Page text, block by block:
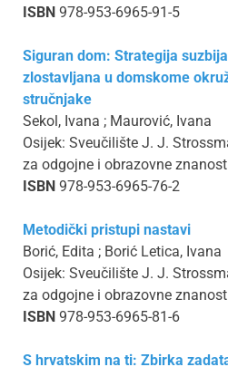
ISBN 978-953-6965-91-5
Siguran dom: Strategija
zlostavljana u domskome
stručnjake
Sekol, Ivana ; Maurović, Ivana
Osijek: Sveučilište J. J.
za odgojne i obrazovne
ISBN 978-953-6965-76-2
Metodički pristupi nastavi
Borić, Edita ; Borić Letica, Ivana
Osijek: Sveučilište J. J.
za odgojne i obrazovne
ISBN 978-953-6965-81-6
S hrvatskim na ti: Zbirka